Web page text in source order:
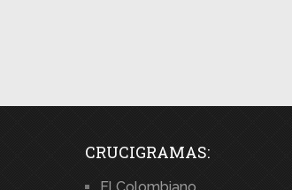
CRUCIGRAMAS:
El Colombiano